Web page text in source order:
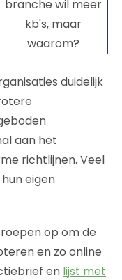
duidelijk
aan het
richtlijnen. Veel
eigen
op om de
en zo online
en lijst met